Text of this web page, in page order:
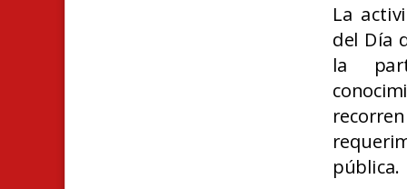
La
del Día
la
pública.